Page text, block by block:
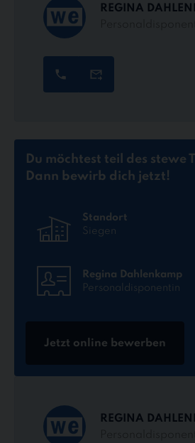
REGINA
Du möchtest teil des stewe
Dann bewirb dich jetzt!
Standort
Siegen
Regina Dahlenkamp
Personaldisponentin
Jetzt online bewerben
REGINA